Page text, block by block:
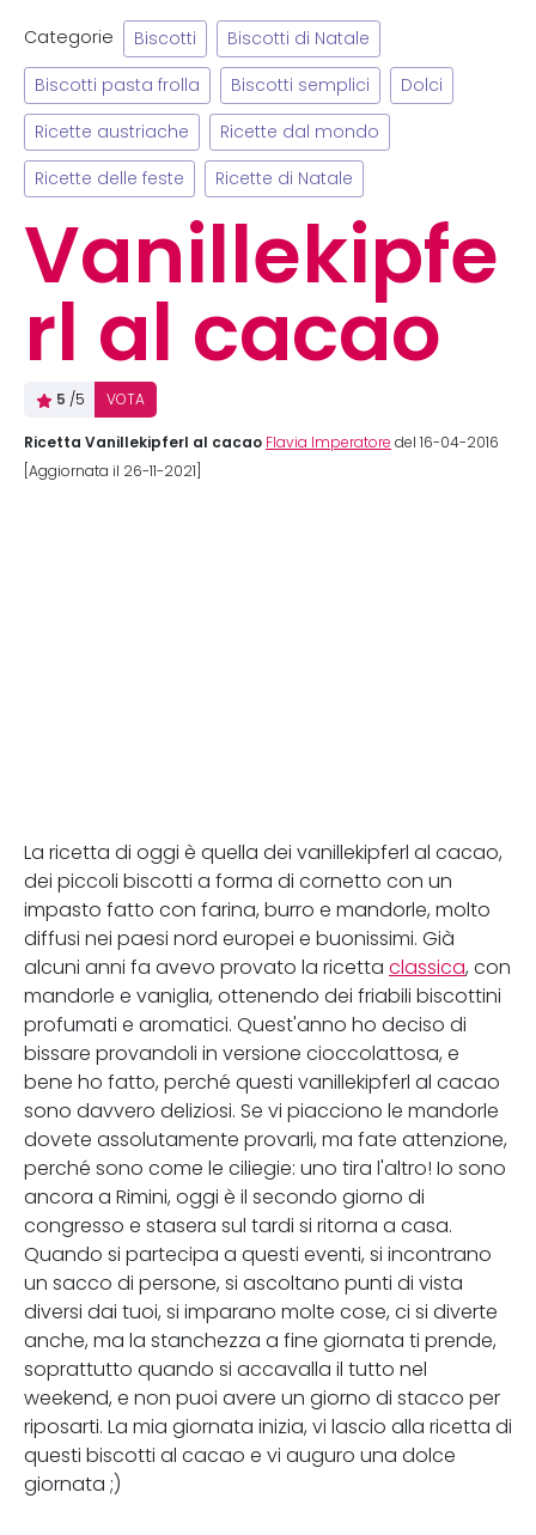
Categorie Biscotti Biscotti di Natale
Biscotti pasta frolla Biscotti semplici Dolci
Ricette austriache Ricette dal mondo
Ricette delle feste Ricette di Natale
Vanillekipfe
rl al cacao
5 /5 VOTA
Ricetta Vanillekipferl al cacao Flavia Imperatore del 16-04-2016
[Aggiornata il 26-11-2021]
La ricetta di oggi è quella dei vanillekipferl al cacao,
dei piccoli biscotti a forma di cornetto con un
impasto fatto con farina, burro e mandorle, molto
diffusi nei paesi nord europei e buonissimi. Già
alcuni anni fa avevo provato la ricetta classica, con
mandorle e vaniglia, ottenendo dei friabili biscottini
profumati e aromatici. Quest'anno ho deciso di
bissare provandoli in versione cioccolattosa, e
bene ho fatto, perché questi vanillekipferl al cacao
sono davvero deliziosi. Se vi piacciono le mandorle
dovete assolutamente provarli, ma fate attenzione,
perché sono come le ciliegie: uno tira l'altro! Io sono
ancora a Rimini, oggi è il secondo giorno di
congresso e stasera sul tardi si ritorna a casa.
Quando si partecipa a questi eventi, si incontrano
un sacco di persone, si ascoltano punti di vista
diversi dai tuoi, si imparano molte cose, ci si diverte
anche, ma la stanchezza a fine giornata ti prende,
soprattutto quando si accavalla il tutto nel
weekend, e non puoi avere un giorno di stacco per
riposarti. La mia giornata inizia, vi lascio alla ricetta di
questi biscotti al cacao e vi auguro una dolce
giornata ;)